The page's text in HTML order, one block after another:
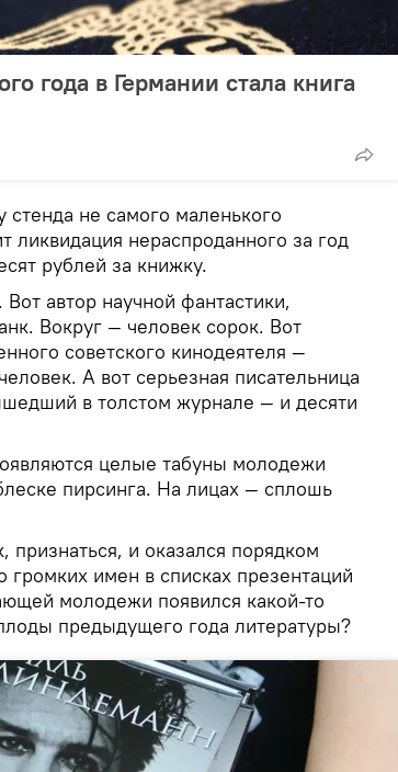
года в Германии стала книга
не самого маленького
ликвидация нераспроданного за год
рублей за книжку.
автор научной фантастики,
Вокруг — человек сорок. Вот
советского кинодеятеля —
А вот серьезная писательница
в толстом журнале — и десяти
целые табуны молодежи
пирсинга. На лицах — сплошь
признаться, и оказался порядком
громких имен в списках презентаций
молодежи появился какой-то
предыдущего года литературы?